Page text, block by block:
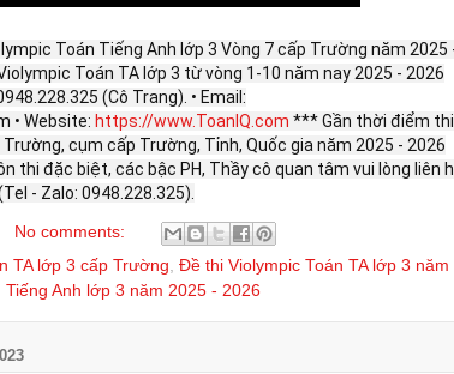
Toán Tiếng Anh lớp 3 Vòng 7 cấp Trường năm 2025
Toán TA lớp 3 từ vòng 1-10 năm nay 2025 - 2026
(Cô Trang). • Email:
• Website: https://www.ToanIQ.com *** Gần thời điểm thi
cụm cấp Trường, Tỉnh, Quốc gia năm 2025 - 2026
thi đặc biệt, các bậc PH, Thầy cô quan tâm vui lòng liên
- Zalo: 0948.228.325).
No comments:
TA lớp 3 cấp Trường Đề thi Violympic Toán TA lớp 3 năm
Tiếng Anh lớp 3 năm 2025 - 2026